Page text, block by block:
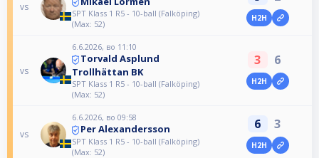
vs
SPT Klass 1 R5 - 10-ball (Falköping)
(Max: 52)
H2H
vs
6.6.2026, во 11:10
Torvald Asplund
Trollhättan BK
SPT Klass 1 R5 - 10-ball (Falköping)
(Max: 52)
3 6
H2H
vs
6.6.2026, во 09:58
Per Alexandersson
SPT Klass 1 R5 - 10-ball (Falköping)
(Max: 52)
6 3
H2H